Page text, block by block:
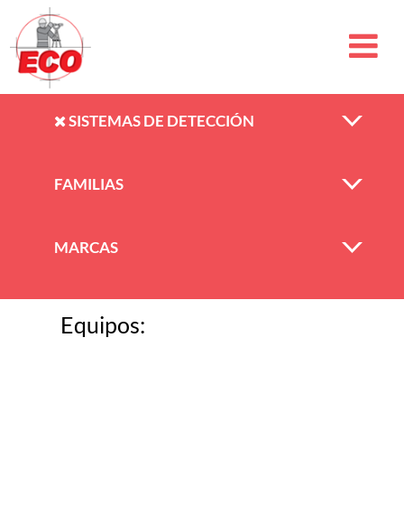
SISTEMAS DE DETECCIÓN
FAMILIAS
MARCAS
Equipos: